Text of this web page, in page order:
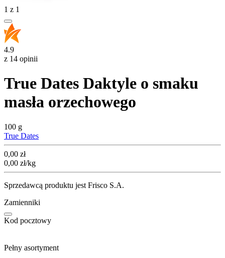
1 z 1
4.9
z 14 opinii
True Dates Daktyle o smaku
masła orzechowego
100 g
True Dates
Cena
0,00 zł
0,00 zł/kg
Sprzedawcą produktu jest Frisco S.A.
Zamienniki
Kod pocztowy
Pełny asortyment